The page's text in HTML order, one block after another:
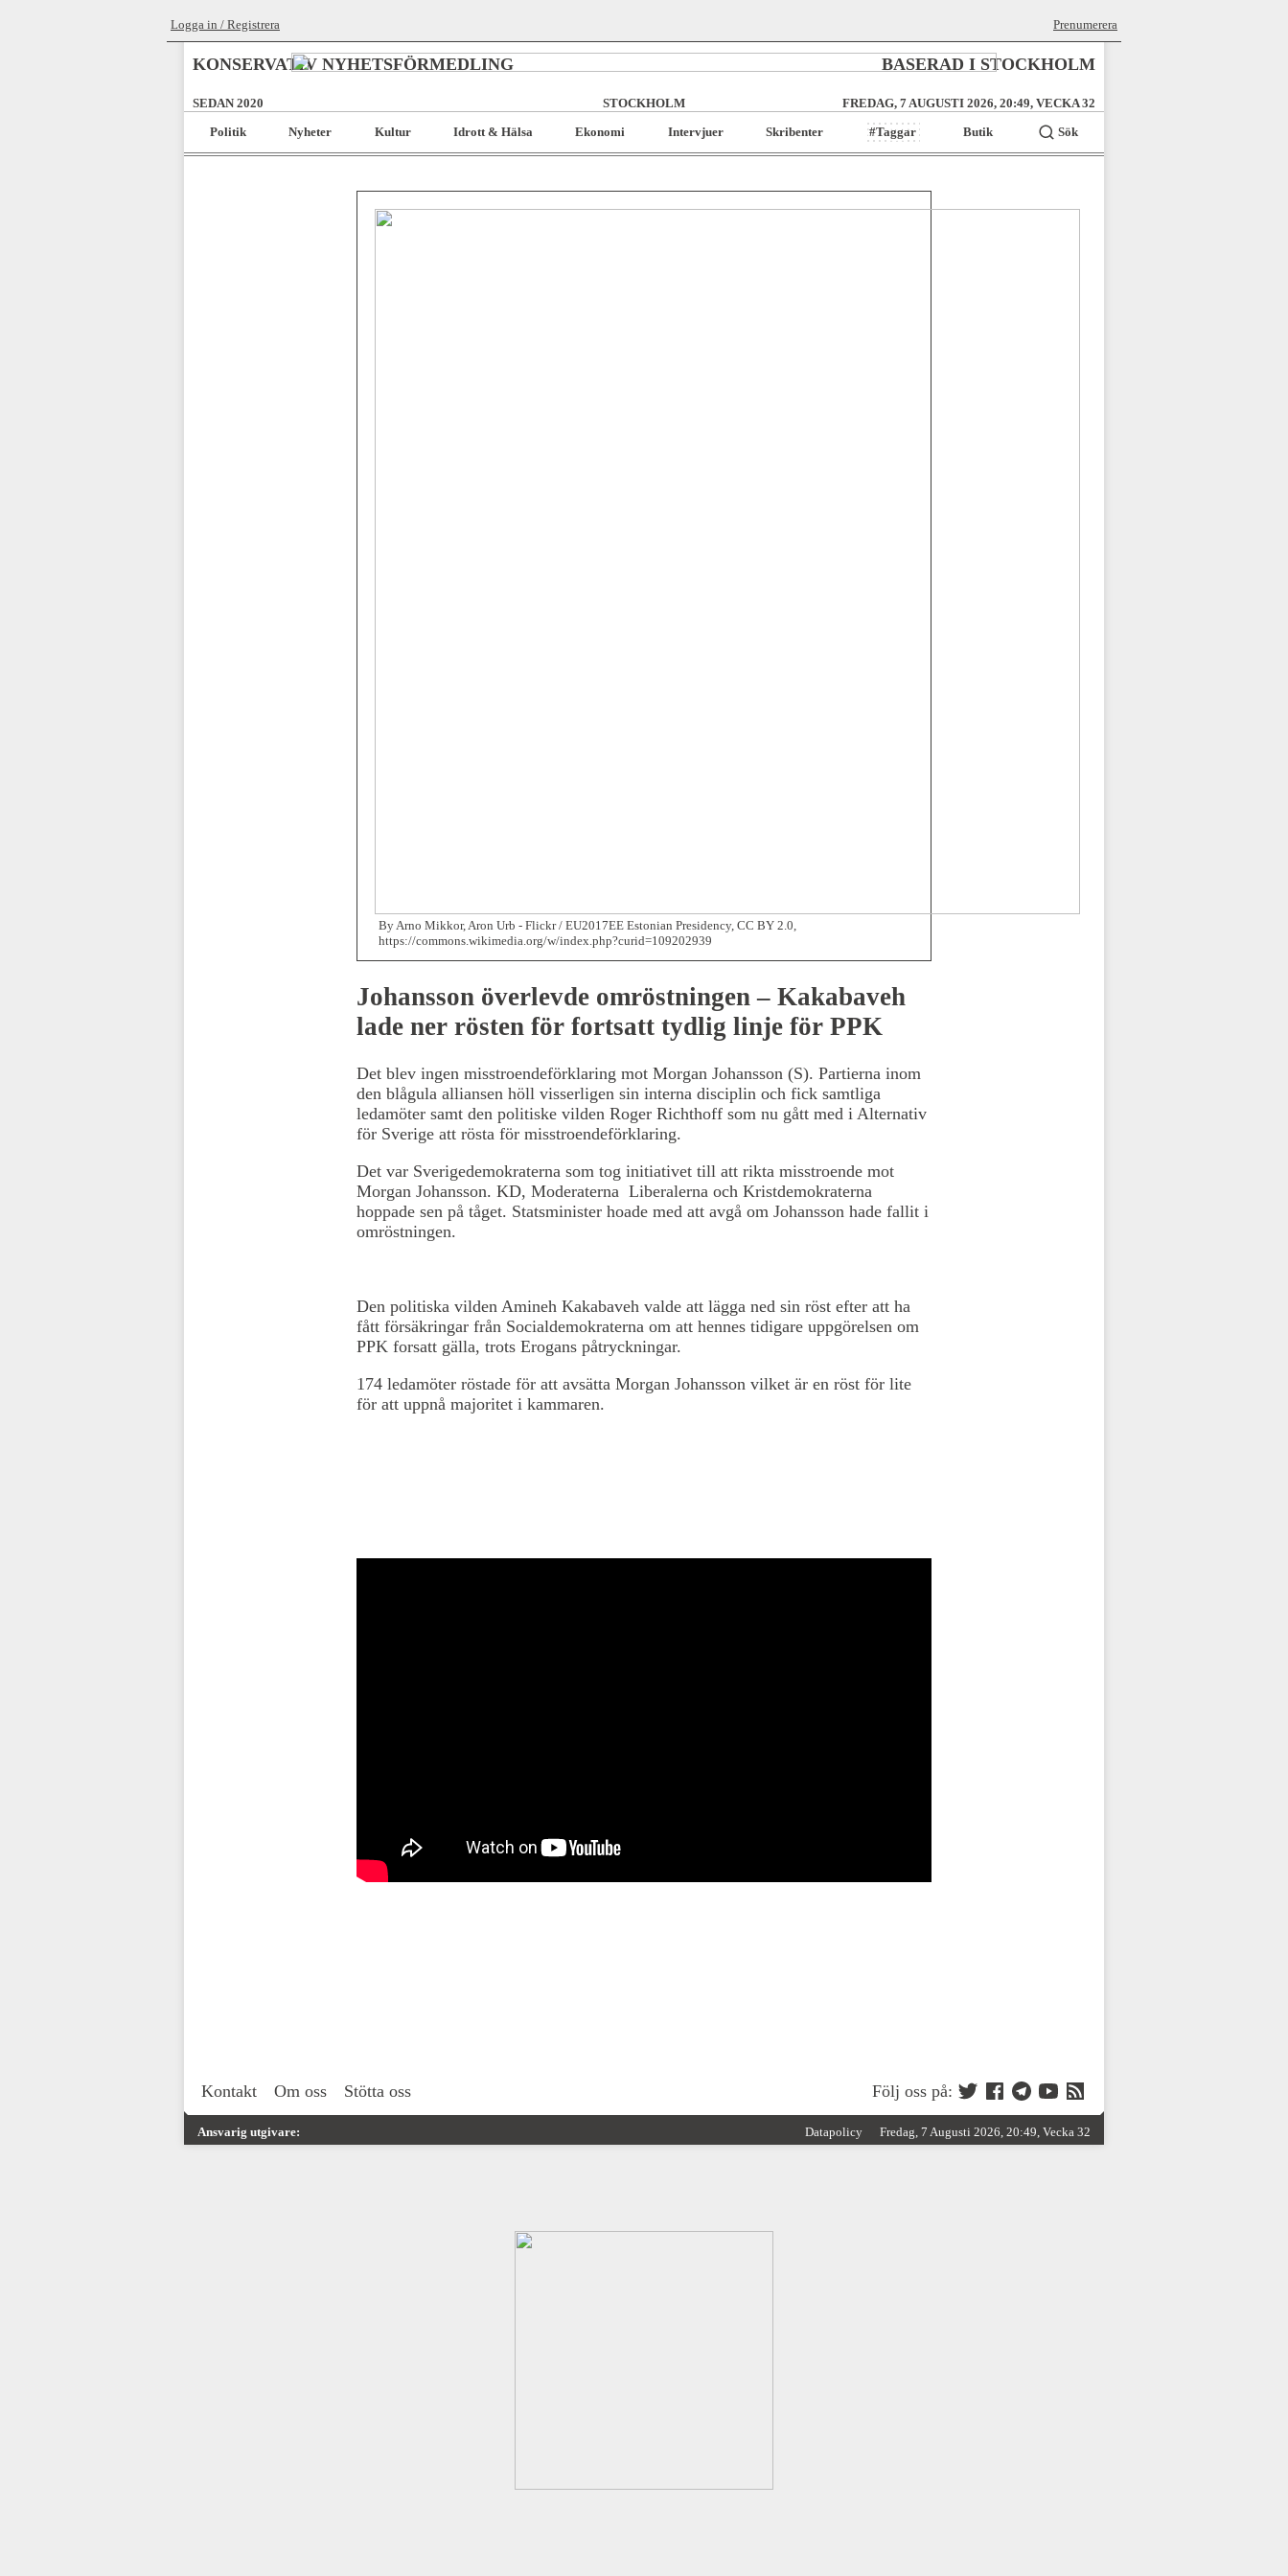
Logga in / Registrera Prenumerera
KONSERVATIV NYHETSFÖRMEDLING BASERAD I STOCKHOLM
SEDAN 2020 STOCKHOLM
FREDAG, 7 AUGUSTI 2026, 20:49, VECKA 32
Politik
Nyheter Kultur Idrott & Hälsa Ekonomi Intervjuer Skribenter #Taggar Butik Sök
By Arno Mikkor, Aron Urb - Flickr / EU2017EE Estonian Presidency, CC BY 2.0,
https://commons.wikimedia.org/w/index.php?curid=109202939
Johansson överlevde omröstningen – Kakabaveh
lade ner rösten för fortsatt tydlig linje för PPK
Det blev ingen misstroendeförklaring mot Morgan Johansson (S). Partierna inom
den blågula alliansen höll visserligen sin interna disciplin och fick samtliga
ledamöter samt den politiske vilden Roger Richthoff som nu gått med i Alternativ
för Sverige att rösta för misstroendeförklaring.
Det var Sverigedemokraterna som tog initiativet till att rikta misstroende mot
Morgan Johansson. KD, Moderaterna Liberalerna och Kristdemokraterna
hoppade sen på tåget. Statsminister hoade med att avgå om Johansson hade fallit i
omröstningen.
Den politiska vilden Amineh Kakabaveh valde att lägga ned sin röst efter att ha
fått försäkringar från Socialdemokraterna om att hennes tidigare uppgörelsen om
PPK forsatt gälla, trots Erogans påtryckningar.
174 ledamöter röstade för att avsätta Morgan Johansson vilket är en röst för lite
för att uppnå majoritet i kammaren.
Kontakt Om oss Stötta oss Följ oss på:
Ansvarig utgivare: Datapolicy Fredag, 7 Augusti 2026, 20:49, Vecka 32